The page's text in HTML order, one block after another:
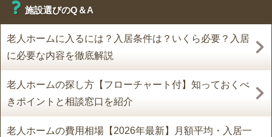
施設選びのQ＆A
老人ホームに入るには？入居条件は？いくら必要？入居
に必要な内容を徹底解説
老人ホームの探し方【フローチャート付】知っておくべ
きポイントと相談窓口を紹介
老人ホームの費用相場【2026年最新】月額平均・入居一